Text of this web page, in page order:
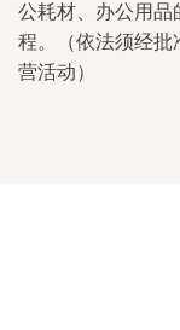
公耗材、办公用品
程。（依法须经批
营活动）